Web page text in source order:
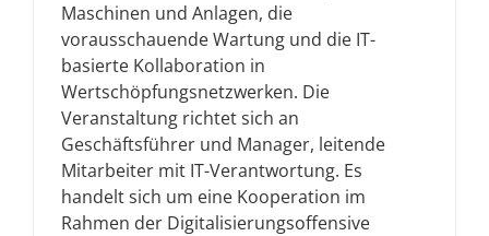
Maschinen und Anlagen, die
vorausschauende Wartung und die IT-
basierte Kollaboration in
Wertschöpfungsnetzwerken. Die
Veranstaltung richtet sich an
Geschäftsführer und Manager, leitende
Mitarbeiter mit IT-Verantwortung. Es
handelt sich um eine Kooperation im
Rahmen der Digitalisierungsoffensive